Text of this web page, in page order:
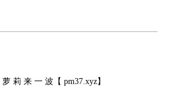
莉 来 一 波【 pm37.xyz】